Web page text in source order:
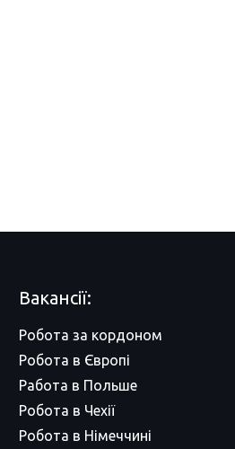
Вакансії:
Робота за кордоном
Робота в Європі
Работа в Польше
Робота в Чехії
Робота в Німеччині